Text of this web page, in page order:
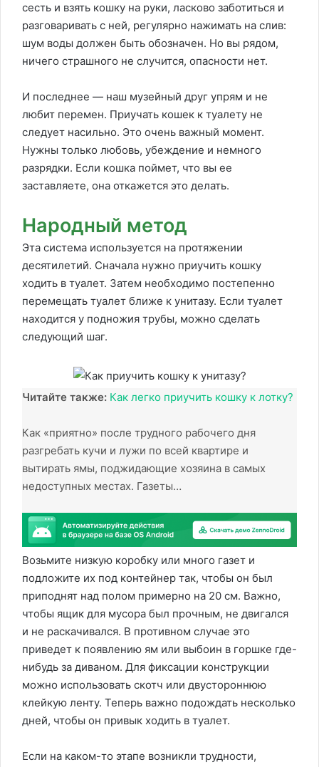
сесть и взять кошку на руки, ласково заботиться и
разговаривать с ней, регулярно нажимать на слив:
шум воды должен быть обозначен. Но вы рядом,
ничего страшного не случится, опасности нет.
И последнее — наш музейный друг упрям и не
любит перемен. Приучать кошек к туалету не
следует насильно. Это очень важный момент.
Нужны только любовь, убеждение и немного
разрядки. Если кошка поймет, что вы ее
заставляете, она откажется это делать.
Народный метод
Эта система используется на протяжении
десятилетий. Сначала нужно приучить кошку
ходить в туалет. Затем необходимо постепенно
перемещать туалет ближе к унитазу. Если туалет
находится у подножия трубы, можно сделать
следующий шаг.
Читайте также: Как легко приучить кошку к лотку?
Как «приятно» после трудного рабочего дня
разгребать кучи и лужи по всей квартире и
вытирать ямы, поджидающие хозяина в самых
недоступных местах. Газеты…
Возьмите низкую коробку или много газет и
подложите их под контейнер так, чтобы он был
приподнят над полом примерно на 20 см. Важно,
чтобы ящик для мусора был прочным, не двигался
и не раскачивался. В противном случае это
приведет к появлению ям или выбоин в горшке где-
нибудь за диваном. Для фиксации конструкции
можно использовать скотч или двустороннюю
клейкую ленту. Теперь важно подождать несколько
дней, чтобы он привык ходить в туалет.
Если на каком-то этапе возникли трудности,